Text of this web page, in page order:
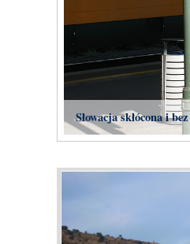
Słowacja skłócona i